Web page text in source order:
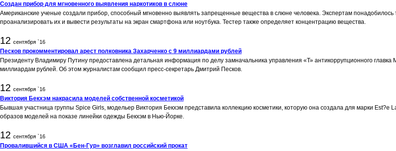
Создан прибор для мгновенного выявления наркотиков в слюне
Американские ученые создали прибор, способный мгновенно выявлять запрещенные вещества в слюне человека. Экспертам
проанализировать их и вывести результаты на экран смартфона или ноутбука. Тестер также определяет концентрацию вещества.
12 сентября `16
Песков прокомментировал арест полковника Захарченко с 9 миллиардами рублей
Президенту Владимиру Путину предоставлена детальная информация по делу замначальника управления «Т» антикоррупционного
миллиардам рублей. Об этом журналистам сообщил пресс-секретарь Дмитрий Песков.
12 сентября `16
Виктория Бекхэм накрасила моделей собственной косметикой
Бывшая участница группы Spice Girls, модельер Виктория Бекхэм представила коллекцию косметики, которую она создала для марки
образов моделей на показе линейки одежды Бекхэм в Нью-Йорке.
12 сентября `16
Провалившийся в США «Бен-Гур» возглавил российский прокат